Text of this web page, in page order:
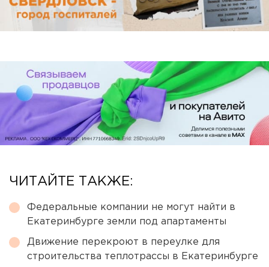
ЧИТАЙТЕ ТАКЖЕ:
Федеральные компании не могут найти в
Екатеринбурге земли под апартаменты
Движение перекроют в переулке для
строительства теплотрассы в Екатеринбурге